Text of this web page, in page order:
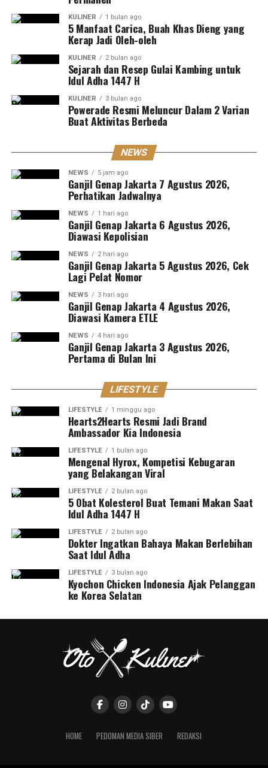
KULINER 1 bulan ago
5 Manfaat Carica, Buah Khas Dieng yang
Kerap Jadi Oleh-oleh
KULINER 2 bulan ago
Sejarah dan Resep Gulai Kambing untuk
Idul Adha 1447 H
KULINER 3 bulan ago
Powerade Resmi Meluncur Dalam 2 Varian
Buat Aktivitas Berbeda
NEWS
NEWS 5 jam ago
Ganjil Genap Jakarta 7 Agustus 2026,
Perhatikan Jadwalnya
NEWS 1 hari ago
Ganjil Genap Jakarta 6 Agustus 2026,
Diawasi Kepolisian
NEWS 2 hari ago
Ganjil Genap Jakarta 5 Agustus 2026, Cek
Lagi Pelat Nomor
NEWS 3 hari ago
Ganjil Genap Jakarta 4 Agustus 2026,
Diawasi Kamera ETLE
NEWS 4 hari ago
Ganjil Genap Jakarta 3 Agustus 2026,
Pertama di Bulan Ini
LIFESTYLE
LIFESTYLE 1 minggu ago
Hearts2Hearts Resmi Jadi Brand
Ambassador Kia Indonesia
LIFESTYLE 1 bulan ago
Mengenal Hyrox, Kompetisi Kebugaran
yang Belakangan Viral
LIFESTYLE 2 bulan ago
5 Obat Kolesterol Buat Temani Makan Saat
Idul Adha 1447 H
LIFESTYLE 2 bulan ago
Dokter Ingatkan Bahaya Makan Berlebihan
Saat Idul Adha
LIFESTYLE 3 bulan ago
Kyochon Chicken Indonesia Ajak Pelanggan
ke Korea Selatan
HOME PEDOMAN MEDIA SIBER REDAKSI